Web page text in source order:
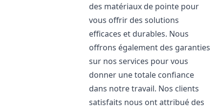
des matériaux de pointe pour
vous offrir des solutions
efficaces et durables. Nous
offrons également des garanties
sur nos services pour vous
donner une totale confiance
dans notre travail. Nos clients
satisfaits nous ont attribué des